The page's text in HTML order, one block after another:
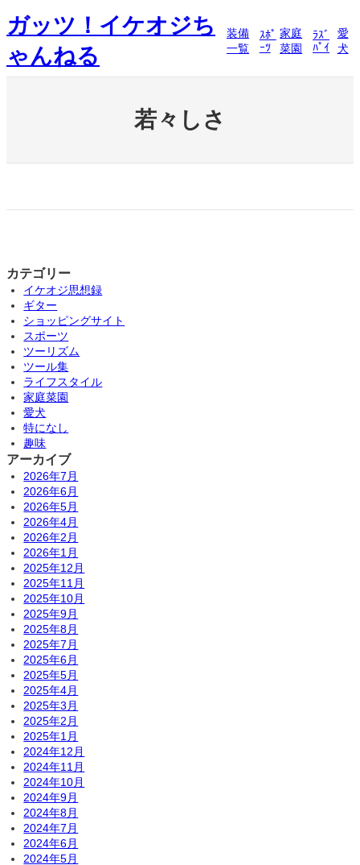
容
ス
キ
ガッツ！イケオジち
ゃんねる
装備
一覧
ｽﾎﾟ
ｰﾂ
家庭
菜園
ﾗｽﾞ
ﾊﾟｲ
愛
犬
若々しさ
カテゴリー
イケオジ思想録
ギター
ショッピングサイト
スポーツ
ツーリズム
ツール集
ライフスタイル
家庭菜園
愛犬
特になし
趣味
アーカイブ
2026年7月
2026年6月
2026年5月
2026年4月
2026年2月
2026年1月
2025年12月
2025年11月
2025年10月
2025年9月
2025年8月
2025年7月
2025年6月
2025年5月
2025年4月
2025年3月
2025年2月
2025年1月
2024年12月
2024年11月
2024年10月
2024年9月
2024年8月
2024年7月
2024年6月
2024年5月